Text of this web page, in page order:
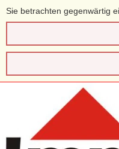
Sie betrachten gegenwärtig